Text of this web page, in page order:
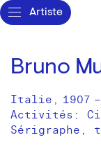
Artiste
Bruno
Italie , 1907 –
Activités:
Sérigraphe